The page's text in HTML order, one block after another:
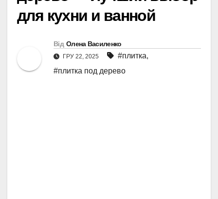
для кухни и ванной
Від Олена Василенко
ГРУ 22, 2025 #плитка,
#плитка под дерево